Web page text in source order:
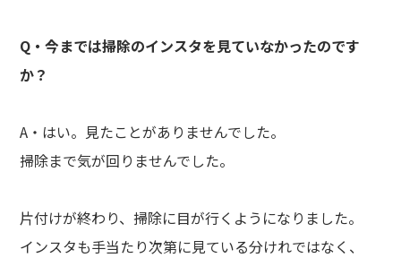
Q・今までは掃除のインスタを見ていなかったのです
か？
A・はい。見たことがありませんでした。
掃除まで気が回りませんでした。
片付けが終わり、掃除に目が行くようになりました。
インスタも手当たり次第に見ている分けれではなく、